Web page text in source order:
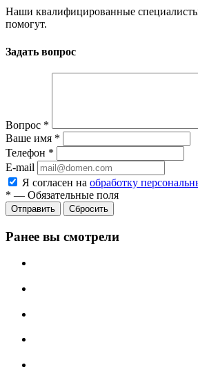
Наши квалифицированные специалисты
помогут.
Задать вопрос
Вопрос *
Ваше имя *
Телефон *
E-mail
Я согласен на обработку
* — Обязательные поля
Отправить Сбросить
Ранее вы смотрели